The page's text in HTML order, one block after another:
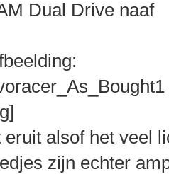
Dual Drive naaf
eruit alsof het veel
zijn echter